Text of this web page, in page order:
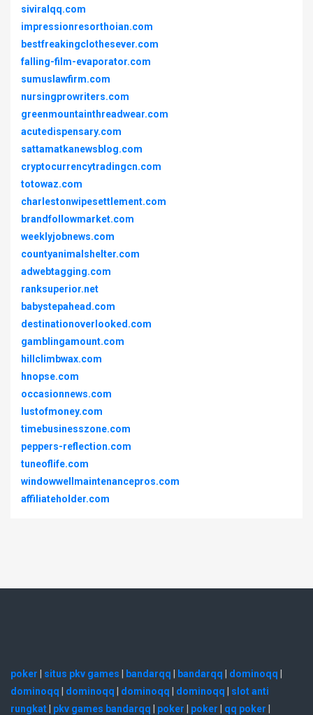
siviralqq.com
impressionresorthoian.com
bestfreakingclothesever.com
falling-film-evaporator.com
sumuslawfirm.com
nursingprowriters.com
greenmountainthreadwear.com
acutedispensary.com
sattamatkanewsblog.com
cryptocurrencytradingcn.com
totowaz.com
charlestonwipesettlement.com
brandfollowmarket.com
weeklyjobnews.com
countyanimalshelter.com
adwebtagging.com
ranksuperior.net
babystepahead.com
destinationoverlooked.com
gamblingamount.com
hillclimbwax.com
hnopse.com
occasionnews.com
lustofmoney.com
timebusinesszone.com
peppers-reflection.com
tuneoflife.com
windowwellmaintenancepros.com
affiliateholder.com
poker situs pkv games bandarqq bandarqq dominoqq
dominoqq
dominoqq dominoqq dominoqq
slot anti
rungkat
pkv games bandarqq poker poker qq poker